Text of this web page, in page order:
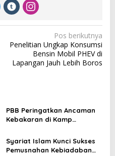
Pos berikutnya
Penelitian Ungkap Konsumsi
Bensin Mobil PHEV di
Lapangan Jauh Lebih Boros
PBB Peringatkan Ancaman
Kebakaran di Kamp
Syariat Islam Kunci Sukses
Pemusnahan Kebiadaban